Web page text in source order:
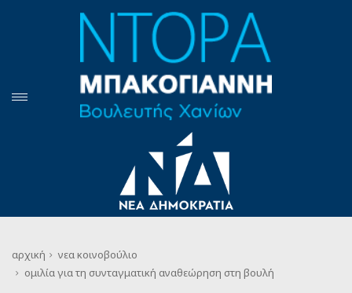
αρχική νεακοινοβούλιο
ομιλία για τη συνταγματική αναθεώρηση στη βουλή